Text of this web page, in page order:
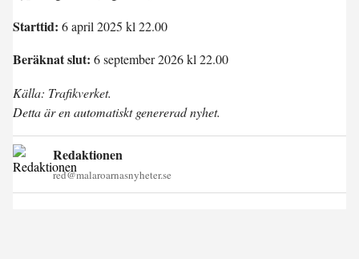
Starttid: 6 april 2025 kl 22.00
Beräknat slut: 6 september 2026 kl 22.00
Källa: Trafikverket.
Detta är en automatiskt genererad nyhet.
Redaktionen
red@malaroarnasnyheter.se